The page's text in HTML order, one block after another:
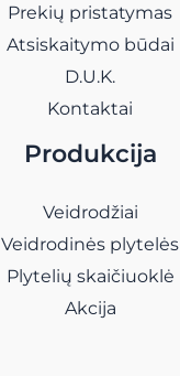
Prekių pristatymas
Atsiskaitymo būdai
D.U.K.
Kontaktai
Produkcija
Veidrodžiai
Veidrodinės plytelės
Plytelių skaičiuoklė
Akcija